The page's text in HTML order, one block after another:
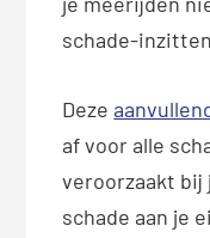
schade-
Deze
af voor alle
veroorzaakt bij
schade aan je